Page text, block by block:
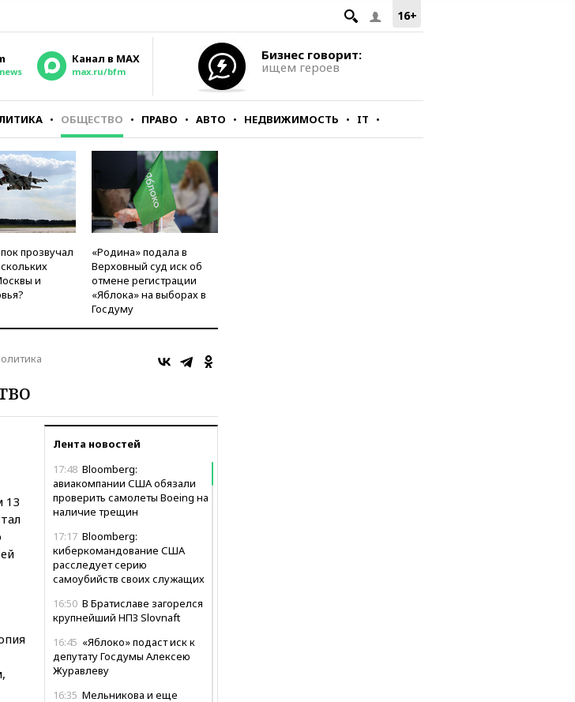
16+
Канал в MAX
max.ru/bfm
Бизнес говорит:
ищем героев
ОБЩЕСТВО ПРАВО АВТО НЕДВИЖИМОСТЬ IT
прозвучал
и
«Родина» подала в
Верховный суд иск об
отмене регистрации
«Яблока» на выборах в
Госдуму
Лента новостей
17:48 Bloomberg:
авиакомпании США обязали
проверить самолеты Boeing на
наличие трещин
17:17 Bloomberg:
киберкомандование США
расследует серию
самоубийств своих служащих
16:50 В Братиславе загорелся
крупнейший НПЗ Slovnaft
16:45 «Яблоко» подаст иск к
депутату Госдумы Алексею
Журавлеву
16:35 Мельникова и еще
13